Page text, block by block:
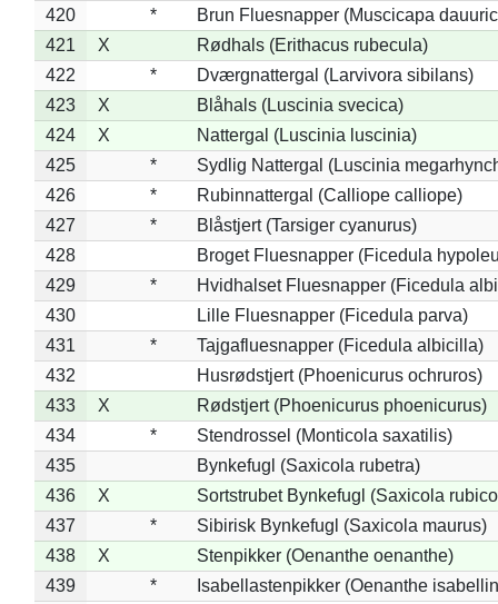
420
*
Brun Fluesnapper (Muscicapa
421
X
Rødhals (Erithacus rubecula)
422
*
Dværgnattergal (Larvivora sibilans)
423
X
Blåhals (Luscinia svecica)
424
X
Nattergal (Luscinia luscinia)
425
*
Sydlig Nattergal (Luscinia
426
*
Rubinnattergal (Calliope calliope)
427
*
Blåstjert (Tarsiger cyanurus)
428
Broget Fluesnapper (Ficedula
429
*
Hvidhalset Fluesnapper (Ficedula
430
Lille Fluesnapper (Ficedula parva)
431
*
Tajgafluesnapper (Ficedula albicilla)
432
Husrødstjert (Phoenicurus ochruros)
433
X
Rødstjert (Phoenicurus phoenicurus)
434
*
Stendrossel (Monticola saxatilis)
435
Bynkefugl (Saxicola rubetra)
436
X
Sortstrubet Bynkefugl (Saxicola
437
*
Sibirisk Bynkefugl (Saxicola maurus)
438
X
Stenpikker (Oenanthe oenanthe)
439
*
Isabellastenpikker (Oenanthe